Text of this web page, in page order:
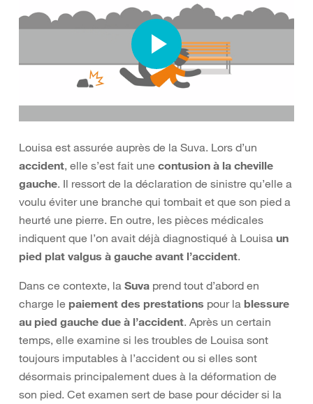
Louisa est assurée auprès de la Suva. Lors d’un
accident, elle s’est fait une contusion à la cheville
gauche. Il ressort de la déclaration de sinistre qu’elle a
voulu éviter une branche qui tombait et que son pied a
heurté une pierre. En outre, les pièces médicales
indiquent que l’on avait déjà diagnostiqué à Louisa un
pied plat valgus à gauche avant l’accident.
Dans ce contexte, la Suva prend tout d’abord en
charge le paiement des prestations pour la blessure
au pied gauche due à l’accident. Après un certain
temps, elle examine si les troubles de Louisa sont
toujours imputables à l’accident ou si elles sont
désormais principalement dues à la déformation de
son pied. Cet examen sert de base pour décider si la